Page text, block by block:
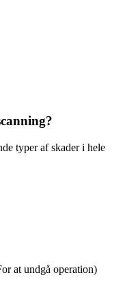
typer af skader i hele
at undgå operation)